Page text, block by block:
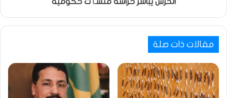
الحرس يباشر حراسة منشٱت حكومية
مقالات ذات صلة